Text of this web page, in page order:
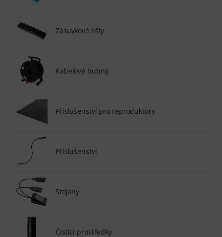
Zásuvkové lišty
Kabelové bubny
Příslušenství pro reproduktory
Příslušenství
Stojany
Čistící prostředky